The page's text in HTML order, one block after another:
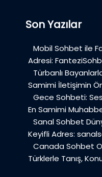
Son Yazılar
Mobil Sohbet ile
Adresi:
Türbanlı
Samimi İletişimin
Gece Sohbeti:
En Samimi
Sanal Sohbet
Keyifli Adres:
Canada Sohbet
Türklerle Tanış,